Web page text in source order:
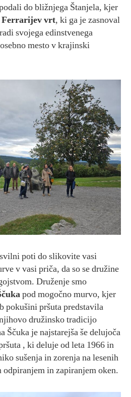
do bližnjega Štanjela, kjer
Ferrarijev vrt, ki ga je zasnoval
svojega edinstvenega
mesto v krajinski
poti do slikovite vasi
v vasi priča, da so se družine
Druženje smo
pod mogočno murvo, kjer
pokušini pršuta predstavila
družinsko tradicijo
Ščuka je najstarejša še delujoča
, ki deluje od leta 1966 in
sušenja in zorenja na lesenih
in zapiranjem oken.